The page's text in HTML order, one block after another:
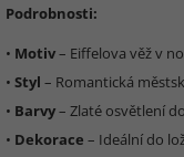
Podrobnosti:
• Motiv– Eiffelova věž v
• Styl – Romantická
• Barvy– Zlaté osvětlení
• Dekorace – Ideální do